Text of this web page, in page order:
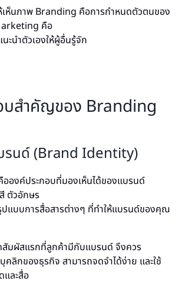
เห็นภาพ Branding คือการกำหนดตัวตนของ
คือ
ะนำตัวเองให้ผู้อื่นรู้จัก
บสำคัญของ Branding
นด์ (Brand Identity)
งค์ประกอบที่มองเห็นได้ของแบรนด์
ตัวอักษร
ปแบบการสื่อสารต่างๆ ที่ทำให้แบรนด์ของคุณ
ดสัมผัสแรกที่ลูกค้ามีกับแบรนด์ จึงควร
คลิกของธุรกิจ สามารถจดจำได้ง่าย และใช้
และสื่อ